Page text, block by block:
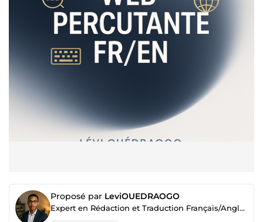
Proposé par LeviOUEDRAOGO
Expert en Rédaction et Traduction Français/Anglais